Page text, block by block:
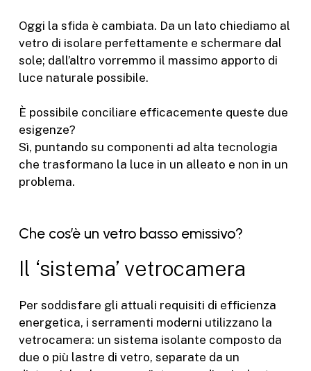
Oggi la sfida è cambiata. Da un lato chiediamo al
vetro di isolare perfettamente e schermare dal
sole; dall’altro vorremmo il massimo apporto di
luce naturale possibile.
È possibile conciliare efficacemente queste due
esigenze?
Sì, puntando su componenti ad alta tecnologia
che trasformano la luce in un alleato e non in un
problema.
Che cos’è un vetro basso emissivo?
Il ‘sistema’ vetrocamera
Per soddisfare gli attuali requisiti di efficienza
energetica, i serramenti moderni utilizzano la
vetrocamera: un sistema isolante composto da
due o più lastre di vetro, separate da un